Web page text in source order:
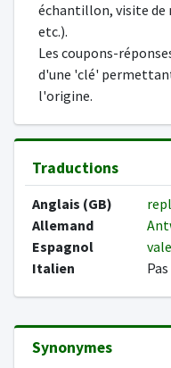
échantillon, visite de
etc.).
Les coupons-
d'une 'clé'
l'origine.
Traductions
Anglais (GB)
Allemand
Espagnol
Italien
Synonymes